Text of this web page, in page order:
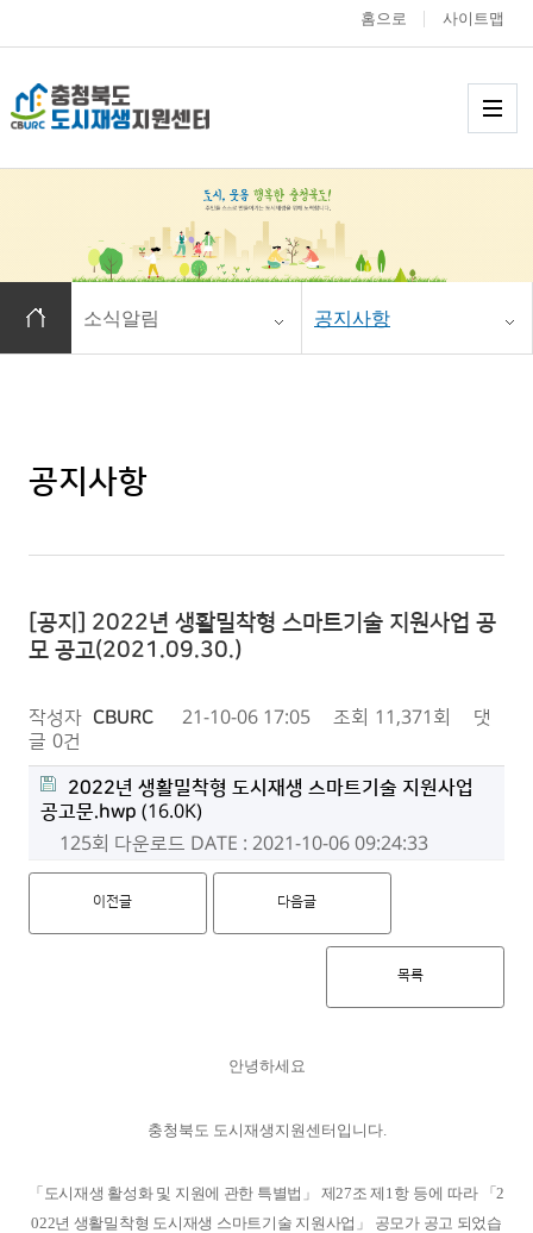
충청북도 도시재
홈으로 사이트맵
홈으로 이동
소식알림 공지사항
공지사항
[공지] 2022년 생활밀착형 스마트기술 지원사업 공
모 공고(2021.09.30.)
작성자 CBURC 21-10-06 17:05 조회 11,371회
댓
글 0건
2022년 생활밀착형 도시재생 스마트기술 지원사업
공고문.hwp (16.0K)
125회 다운로드 DATE : 2021-10-06 09:24:33
이전글 다음글
목록
안녕하세요
충청북도 도시재생지원센터입니다.
「 도시재생 활성화 및 지원에 관한 특별법 」 제27조 제 1 항 등에 따라
「2
022년 생활밀착형 도시재생 스마트기술 지원사업 」 공모가 공고 되었습